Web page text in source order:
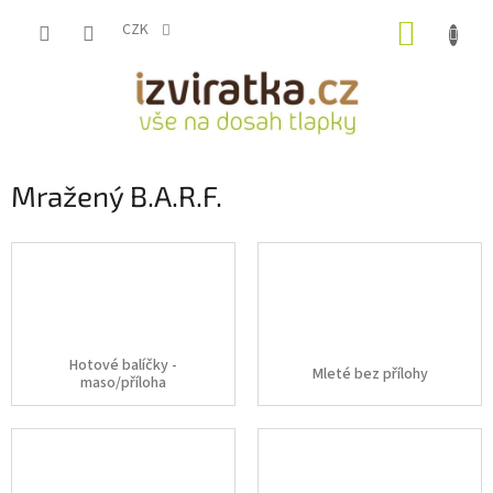
CZK
Mražený B.A.R.F.
Hotové balíčky -
maso/příloha
Mleté bez přílohy